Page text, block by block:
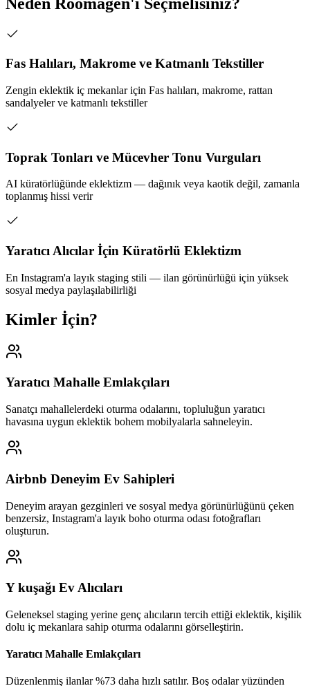
Fas Halıları, Makrome ve Katmanlı Tekstiller
Zengin eklektik iç mekanlar için Fas halıları, makrome, rattan
sandalyeler ve katmanlı tekstiller
Toprak Tonları ve Mücevher Tonu Vurguları
AI küratörlüğünde eklektizm — dağınık veya kaotik değil, zamanla
toplanmış hissi verir
Yaratıcı Alıcılar İçin Küratörlü Eklektizm
En Instagram'a layık staging stili — ilan görünürlüğü için yüksek
sosyal medya paylaşılabilirliği
Kimler İçin?
Yaratıcı Mahalle Emlakçıları
Sanatçı mahallelerdeki oturma odalarını, topluluğun yaratıcı
havasına uygun eklektik bohem mobilyalarla sahneleyin.
Airbnb Deneyim Ev Sahipleri
Deneyim arayan gezginleri ve sosyal medya görünürlüğünü çeken
benzersiz, Instagram'a layık boho oturma odası fotoğrafları
oluşturun.
Y kuşağı Ev Alıcıları
Geleneksel staging yerine genç alıcıların tercih ettiği eklektik, kişilik
dolu iç mekanlara sahip oturma odalarını görselleştirin.
Yaratıcı Mahalle Emlakçıları
Düzenlenmiş ilanlar %73 daha hızlı satılır. Boş odalar yüzünden